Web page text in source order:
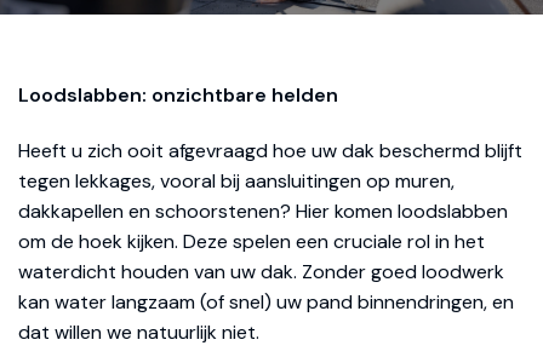
Loodslabben: onzichtbare helden
Heeft u zich ooit afgevraagd hoe uw dak beschermd blijft
tegen lekkages, vooral bij aansluitingen op muren,
dakkapellen en schoorstenen? Hier komen loodslabben
om de hoek kijken. Deze spelen een cruciale rol in het
waterdicht houden van uw dak. Zonder goed loodwerk
kan water langzaam (of snel) uw pand binnendringen, en
dat willen we natuurlijk niet.